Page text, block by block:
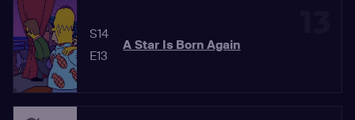
S14
E13
A Star Is Born Again